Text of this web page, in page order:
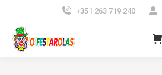
+351 263 719 240